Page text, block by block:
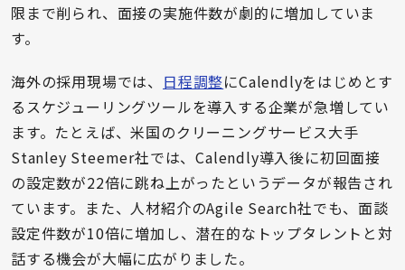
限まで削られ、面接の実施件数が劇的に増加していま
す。
海外の採用現場では、 日程調整にCalendlyをはじめとす
るスケジューリングツールを導入する企業が急増してい
ます。たとえば、米国のクリーニングサービス大手
Stanley Steemer社では、Calendly導入後に初回面接
の設定数が22倍に跳ね上がったというデータが報告され
ています。また、人材紹介のAgile Search社でも、面談
設定件数が10倍に増加し、潜在的なトップタレントと対
話する機会が大幅に広がりました。